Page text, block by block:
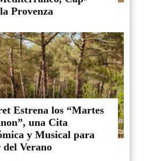
Provenza
Estrena los “Martes
una Cita
y Musical para
Verano